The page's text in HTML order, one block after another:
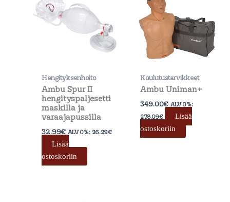
Hengityksenhoito
Ambu Spur II
hengityspaljesetti
maskilla ja
varaajapussilla
32.99€ ALV 0%: 26.29€
Lisää
ostoskoriin
Koulutustarvikkeet
Ambu Uniman+
349.00€ ALV 0%:
278.09€
Lisää
ostoskoriin